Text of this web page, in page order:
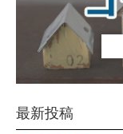
最新投稿